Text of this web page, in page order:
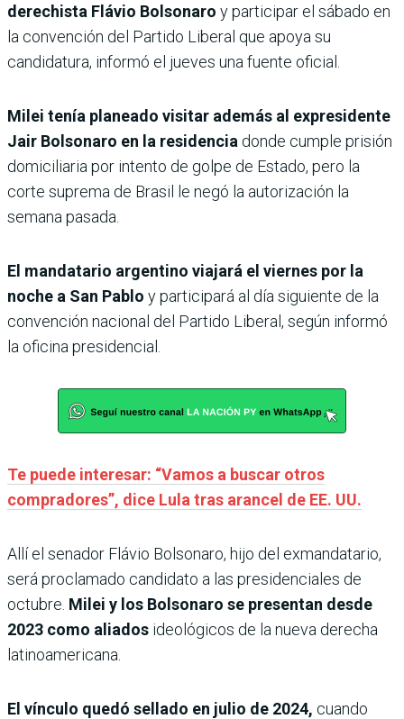
derechista Flávio Bolsonaro y participar el sábado en
la convención del Partido Liberal que apoya su
candidatura, informó el jueves una fuente oficial.
Milei tenía planeado visitar además al expresidente
Jair Bolsonaro en la residencia donde cumple prisión
domiciliaria por intento de golpe de Estado, pero la
corte suprema de Brasil le negó la autorización la
semana pasada.
El mandatario argentino viajará el viernes por la
noche a San Pablo y participará al día siguiente de la
convención nacional del Partido Liberal, según informó
la oficina presidencial.
Te puede interesar: “Vamos a buscar otros
compradores”, dice Lula tras arancel de EE. UU.
Allí el senador Flávio Bolsonaro, hijo del exmandatario,
será proclamado candidato a las presidenciales de
octubre. Milei y los Bolsonaro se presentan desde
2023 como aliados ideológicos de la nueva derecha
latinoamericana.
El vínculo quedó sellado en julio de 2024, cuando